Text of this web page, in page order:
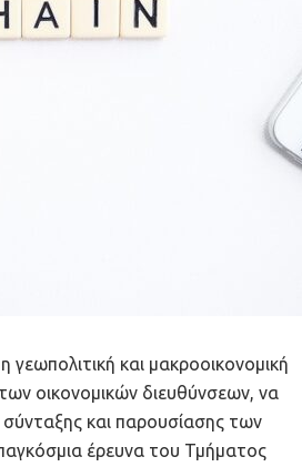
και μακροοικονομική
οικονομικών διευθύνσεων, να
και παρουσίασης των
έρευνα του Τμήματος